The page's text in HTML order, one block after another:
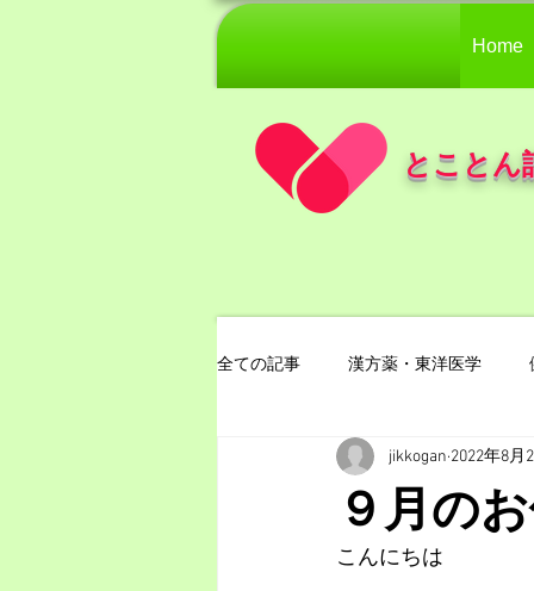
Home
とことん
全ての記事 漢方薬・東洋医学
９月の
jikkogan 2022年8月
こんにちは